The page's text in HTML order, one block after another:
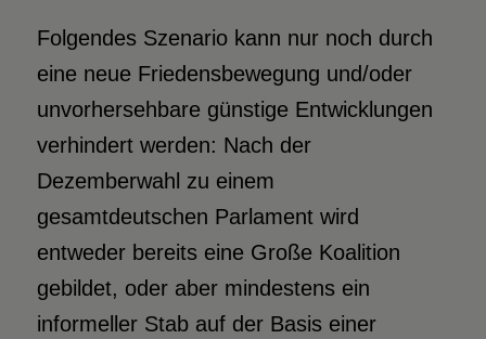
Folgendes Szenario kann nur noch durch
eine neue Friedensbewegung und/oder
unvorhersehbare günstige Entwicklungen
verhindert werden: Nach der
Dezemberwahl zu einem
gesamtdeutschen Parlament wird
entweder bereits eine Große Koalition
gebildet, oder aber mindestens ein
informeller Stab auf der Basis einer